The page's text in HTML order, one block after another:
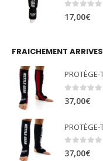
17,00€
FRAICHEMENT ARRIVES
37,00€
0out of 5
37,00€